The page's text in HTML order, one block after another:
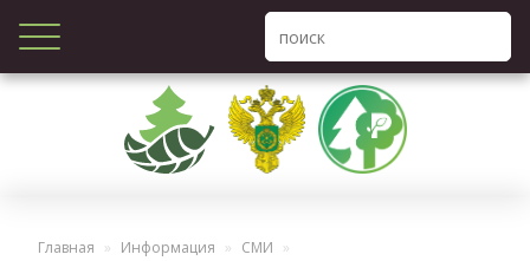
Главная Информация
СМИ